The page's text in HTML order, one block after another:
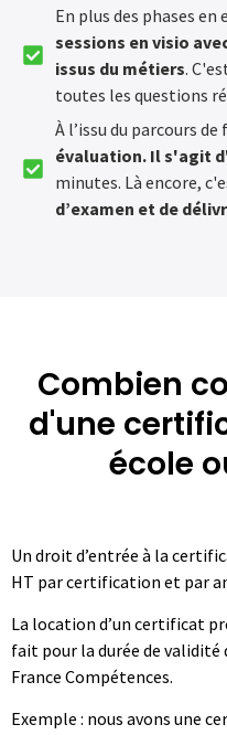
En plus des phases
sessions en visio
issus du métiers.
toutes les questions
À l’issu du parcours
évaluation. Il s'agit
minutes. Là encore,
d’examen et de
Combien
d'une
école
Un droit d’entrée à la
HT par certification et par
La location d’un certificat
fait pour la durée de
France Compétences.
Exemple : nous avons une